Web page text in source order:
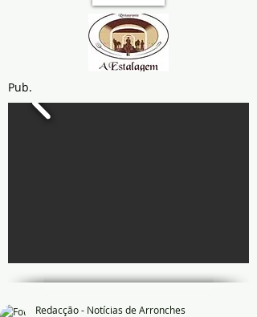
Pub.
Redacção - Notícias de Arronches